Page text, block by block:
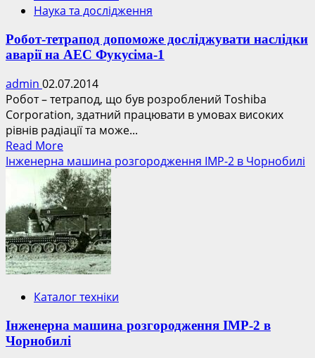
Наука та дослідження
Робот-тетрапод допоможе досліджувати наслідки
аварії на АЕС Фукусіма-1
admin 02.07.2014
Робот – тетрапод, що був розроблений Toshiba
Corporation, здатний працювати в умовах високих
рівнів радіації та може...
Read MoreRead
more
about
Робот-
тетрапод
допоможе
досліджувати
наслідки
аварії
АЕС
Інженерна машина розгородження ІМР-2 в Чорнобилі
Каталог техніки
Інженерна машина розгородження ІМР-2 в
Чорнобилі